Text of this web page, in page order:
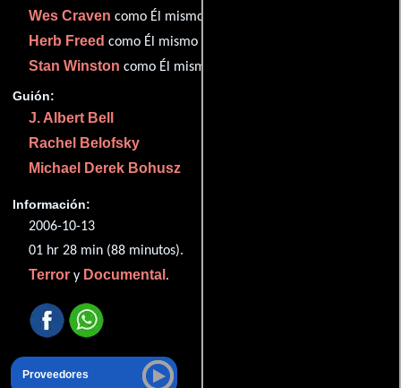
Wes Craven como Él mismo
Herb Freed como Él mismo
Stan Winston como Él mismo
Guión:
J. Albert Bell
Rachel Belofsky
Michael Derek Bohusz
Información:
2006-10-13
01 hr 28 min (88 minutos).
Terror y Documental .
Proveedores